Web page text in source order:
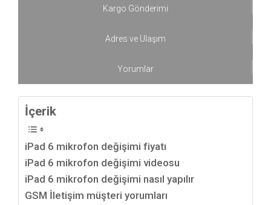
Kargo Gönderimi
Adres ve Ulaşım
Yorumlar
İçerik
iPad 6 mikrofon değişimi fiyatı
iPad 6 mikrofon değişimi videosu
iPad 6 mikrofon değişimi nasıl yapılır
GSM İletişim müşteri yorumları